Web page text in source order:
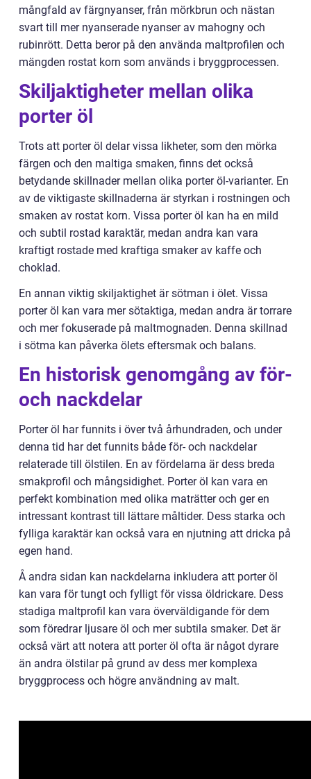
mångfald av färgnyanser, från mörkbrun och nästan
svart till mer nyanserade nyanser av mahogny och
rubinrött. Detta beror på den använda maltprofilen och
mängden rostat korn som används i bryggprocessen.
Skiljaktigheter mellan olika
porter öl
Trots att porter öl delar vissa likheter, som den mörka
färgen och den maltiga smaken, finns det också
betydande skillnader mellan olika porter öl-varianter. En
av de viktigaste skillnaderna är styrkan i rostningen och
smaken av rostat korn. Vissa porter öl kan ha en mild
och subtil rostad karaktär, medan andra kan vara
kraftigt rostade med kraftiga smaker av kaffe och
choklad.
En annan viktig skiljaktighet är sötman i ölet. Vissa
porter öl kan vara mer sötaktiga, medan andra är torrare
och mer fokuserade på maltmognaden. Denna skillnad
i sötma kan påverka ölets eftersmak och balans.
En historisk genomgång av för-
och nackdelar
Porter öl har funnits i över två århundraden, och under
denna tid har det funnits både för- och nackdelar
relaterade till ölstilen. En av fördelarna är dess breda
smakprofil och mångsidighet. Porter öl kan vara en
perfekt kombination med olika maträtter och ger en
intressant kontrast till lättare måltider. Dess starka och
fylliga karaktär kan också vara en njutning att dricka på
egen hand.
Å andra sidan kan nackdelarna inkludera att porter öl
kan vara för tungt och fylligt för vissa öldrickare. Dess
stadiga maltprofil kan vara överväldigande för dem
som föredrar ljusare öl och mer subtila smaker. Det är
också värt att notera att porter öl ofta är något dyrare
än andra ölstilar på grund av dess mer komplexa
bryggprocess och högre användning av malt.